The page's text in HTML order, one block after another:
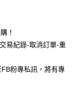
！
易紀錄-取消訂單-重
粉專私訊，將有專